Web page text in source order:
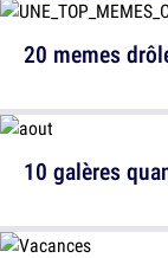
10 galères
20 memes